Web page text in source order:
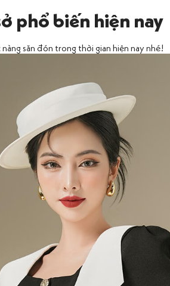
phổ biến hiện nay
săn đón trong thời gian hiện nay nhé!